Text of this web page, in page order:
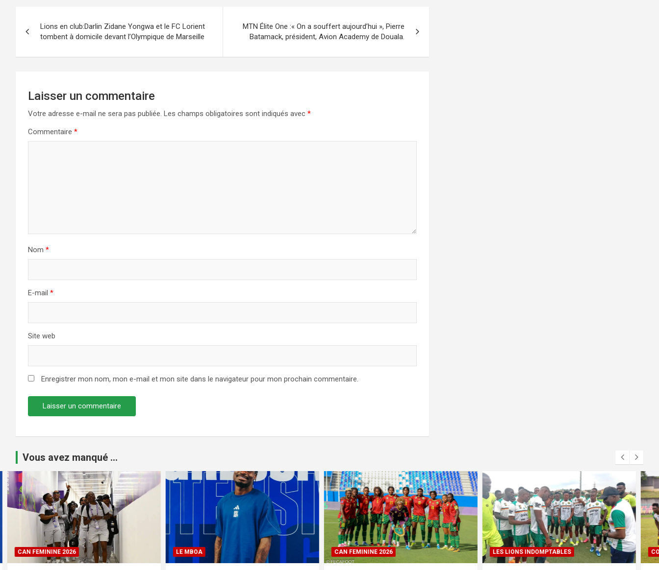
de
l’article
Lions en club:Darlin Zidane Yongwa et le FC Lorient
tombent à domicile devant l’Olympique de Marseille
MTN Élite One :« On a souffert aujourd’hui », Pierre
Batamack, président, Avion Academy de Douala.
Laisser un commentaire
Votre adresse e-mail ne sera pas publiée. Les champs obligatoires sont indiqués avec *
Commentaire *
Nom *
E-mail *
Site web
Enregistrer mon nom, mon e-mail et mon site dans le navigateur pour mon prochain commentaire.
Vous avez manqué ...
LE MBOA CAN FEMININE 2026 LES LIONS INDOMPTABLES COUPE DU CAMEROUN